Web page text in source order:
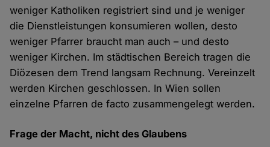
weniger Katholiken registriert sind und je weniger
die Dienstleistungen konsumieren wollen, desto
weniger Pfarrer braucht man auch – und desto
weniger Kirchen. Im städtischen Bereich tragen die
Diözesen dem Trend langsam Rechnung. Vereinzelt
werden Kirchen geschlossen. In Wien sollen
einzelne Pfarren de facto zusammengelegt werden.
Frage der Macht, nicht des Glaubens